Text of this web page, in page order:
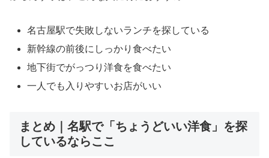
名古屋駅で失敗しないランチを探している
新幹線の前後にしっかり食べたい
地下街でがっつり洋食を食べたい
一人でも入りやすいお店がいい
まとめ｜名駅で「ちょうどいい洋食」を探
しているならここ